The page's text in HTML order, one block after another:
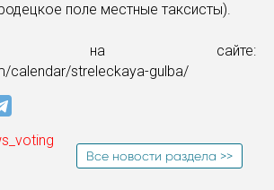
поле местные таксисты).
на сайте:
calendar/streleckaya-gulba/
Все новости раздела >>